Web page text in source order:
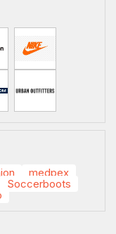
medpex
Soccerboots